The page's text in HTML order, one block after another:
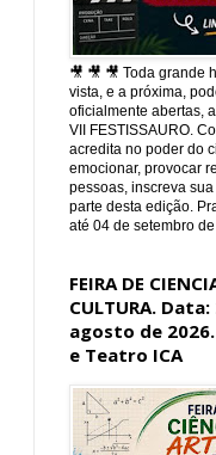
🎥 🎥 🎥 Toda grande
vista, e a próxima,
oficialmente abertas,
VII FESTISSAURO.
acredita no poder do
emocionar, provocar
pessoas, inscreva
parte desta edição.
até 04 de setembro
FEIRA DE
CULTURA.
agosto de 2026.
e Teatro ICA